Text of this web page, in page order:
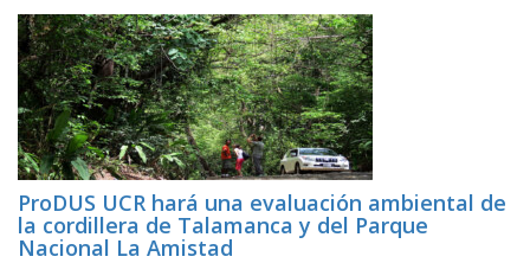
ProDUS UCR hará una evaluación ambiental de
la cordillera de Talamanca y del Parque
Nacional La Amistad